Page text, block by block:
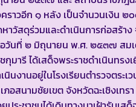
ราวอีก ๑ หลัง เป็นจำนวนเงิน
าวัสดุร่วมและดำเนินการก่อสร้าง
วันที่ ๒ มิถุนายน พ.ศ. ๒๕๓๗ สม
กุมารี ได้เสด็จพระราชดำเนินทรง
นินงานอยู่ในโรงเรียนตำรวจตระ
ภอสนามชัยเขต จังหวัดฉะเชิงเท